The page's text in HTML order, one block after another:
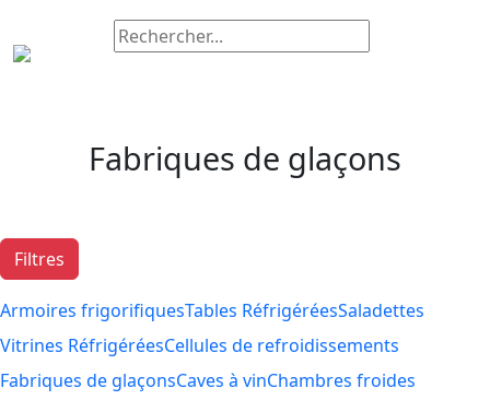
Fabriques de glaçons
Filtres
Armoires frigorifiquesTables RéfrigéréesSaladettes
Vitrines RéfrigéréesCellules de refroidissements
Fabriques de glaçonsCaves à vinChambres froides